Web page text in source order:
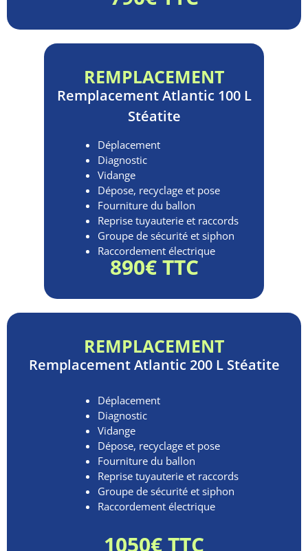
REMPLACEMENT
RemplacementAtlantic 100 L
Stéatite
Déplacement
Diagnostic
Vidange
Dépose, recyclage et pose
Fourniture du ballon
Reprise tuyauterie et raccords
Groupe de sécurité et siphon
Raccordement électrique
890€ TTC
REMPLACEMENT
RemplacementAtlantic 200 L Stéatite
Déplacement
Diagnostic
Vidange
Dépose, recyclage et pose
Fourniture du ballon
Reprise tuyauterie et raccords
Groupe de sécurité et siphon
Raccordement électrique
1050€ TTC